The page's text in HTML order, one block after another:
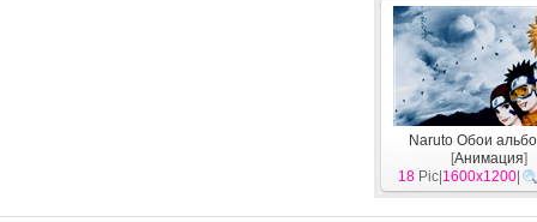
Naruto Обои
[Анимация]
18 Pic| 1600x1200